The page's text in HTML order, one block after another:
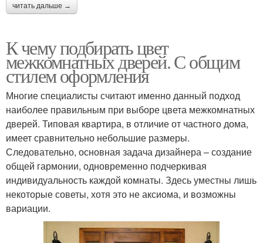
читать дальше →
К чему подбирать цвет
межкомнатных дверей. С общим
стилем оформления
Многие специалисты считают именно данный подход
наиболее правильным при выборе цвета межкомнатных
дверей. Типовая квартира, в отличие от частного дома,
имеет сравнительно небольшие размеры.
Следовательно, основная задача дизайнера – создание
общей гармонии, одновременно подчеркивая
индивидуальность каждой комнаты. Здесь уместны лишь
некоторые советы, хотя это не аксиома, и возможны
вариации.